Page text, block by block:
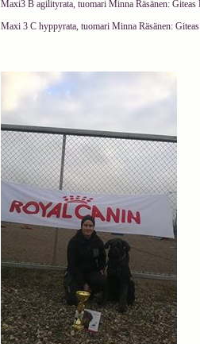
Maxi3 B agilityrata, tuomari Minna Räsänen:
Maxi 3 C hyppyrata, tuomari Minna Räsänen: